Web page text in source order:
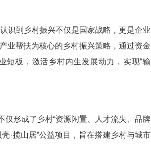
识到乡村振兴不仅是国家战略，更是企业
业帮扶为核心的乡村振兴策略，通过资金
短板，激活乡村内生发展动力，实现“输
形成了乡村“资源闲置、人才流失、品牌
·揽山居”公益项目，旨在搭建乡村与城市